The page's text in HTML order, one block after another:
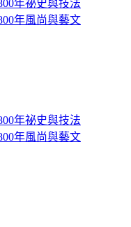
年祕史與技法
年風尚與藝文
年祕史與技法
年風尚與藝文